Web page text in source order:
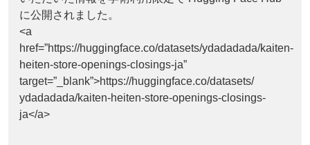
に公開されました。
<a
href=”https://huggingface.co/datasets/ydadadada/kaiten-
heiten-store-openings-closings-ja”
target=”_blank”>https://huggingface.co/datasets/
ydadadada/kaiten-heiten-store-openings-closings-
ja</a>